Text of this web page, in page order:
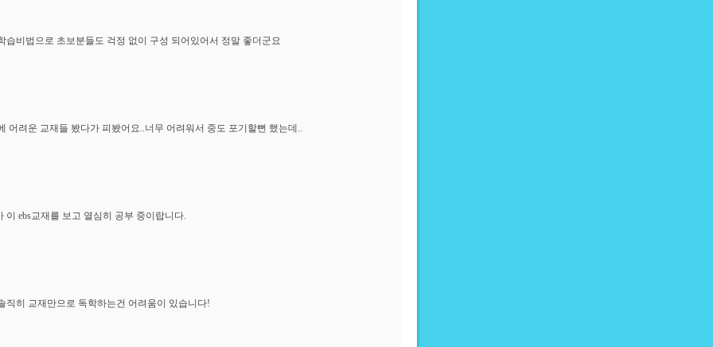
습비법으로 초보분들도 걱정 없이 구성 되어있어서 정말 좋더군요
어려운 교재들 봤다가 피봤어요..너무 어려워서 중도 포기할뻔 했는데..
이 ebs교재를 보고 열심히 공부 중이랍니다.
직히 교재만으로 독학하는건 어려움이 있습니다!